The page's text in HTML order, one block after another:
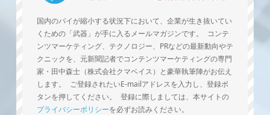
国内のパイが縮小する状況下において、企業が生き抜いてい
くための「武器」が手に入るメールマガジンです。 コンテ
ンツマーケティング、テクノロジー、PRなどの最新動向やテ
クニックを、元新聞記者でコンテンツマーケティングの専門
家・田中森士（株式会社クマベイス）と豪華執筆陣がお伝え
します。 ご登録されたいE-mailアドレスを入力し、登録ボ
タンを押してください。 登録に際しましては、本サイトの
プライバシーポリシーを必ずお読みください。